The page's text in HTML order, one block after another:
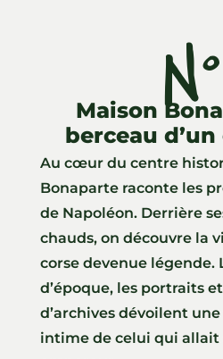
Maison
berceau
Au cœur du centre
Bonaparte raconte les
de Napoléon. Derrière
chauds, on découvre la
corse devenue légende.
d’époque, les portraits
d’archives dévoilent
intime de celui qui allait